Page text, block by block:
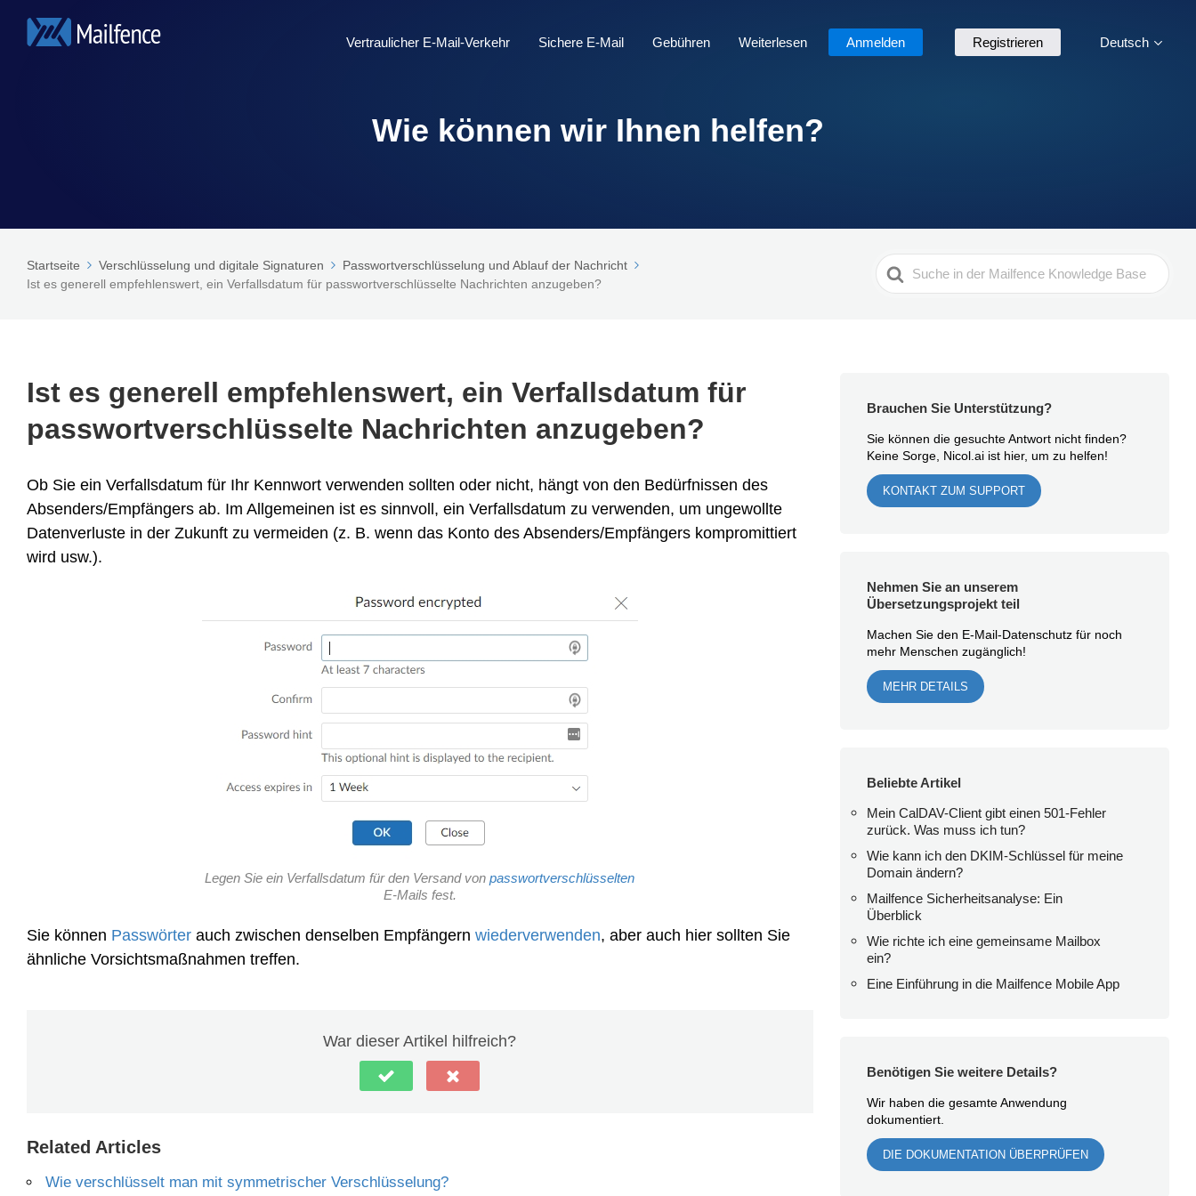
Vertraulicher E-Mail-Verkehr Sichere E-Mail Gebühren Weiterlesen Anmelden Registrieren Deutsch
Wie können wir Ihnen helfen?
Startseite Verschlüsselung und digitale Signaturen
Passwortverschlüsselung und Ablauf der Nachricht
Ist es generell empfehlenswert, ein Verfallsdatum für passwortverschlüsselte Nachrichten anzugeben?
Search
For
Ist es generell empfehlenswert, ein Verfallsdatum für
passwortverschlüsselte Nachrichten anzugeben?
Ob Sie ein Verfallsdatum für Ihr Kennwort verwenden sollten oder nicht, hängt von den Bedürfnissen des
Absenders/Empfängers ab. Im Allgemeinen ist es sinnvoll, ein Verfallsdatum zu verwenden, um ungewollte
Datenverluste in der Zukunft zu vermeiden (z. B. wenn das Konto des Absenders/Empfängers kompromittiert
wird usw.).
Legen Sie ein Verfallsdatum für den Versand vonpasswortverschlüsselten
E-Mails fest.
Sie können Passwörter auch zwischen denselben Empfängern wiederverwenden, aber auch hier sollten Sie
ähnliche Vorsichtsmaßnahmen treffen.
War dieser Artikel hilfreich?
Related Articles
Wie verschlüsselt man mit symmetrischer Verschlüsselung?
Brauchen Sie Unterstützung?
Sie können die gesuchte Antwort nicht finden?
Keine Sorge, Nicol.ai ist hier, um zu helfen!
KONTAKT ZUM SUPPORT
Nehmen Sie an unserem
Übersetzungsprojekt teil
Machen Sie den E-Mail-Datenschutz für noch
mehr Menschen zugänglich!
MEHR DETAILS
Beliebte Artikel
Mein CalDAV-Client gibt einen 501-Fehler
zurück. Was muss ich tun?
Wie kann ich den DKIM-Schlüssel für meine
Domain ändern?
Mailfence Sicherheitsanalyse: Ein
Überblick
Wie richte ich eine gemeinsame Mailbox
ein?
Eine Einführung in die Mailfence Mobile App
Benötigen Sie weitere Details?
Wir haben die gesamte Anwendung
dokumentiert.
DIE DOKUMENTATION ÜBERPRÜFEN